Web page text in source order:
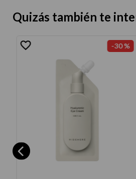
Quizás también te
-30 %